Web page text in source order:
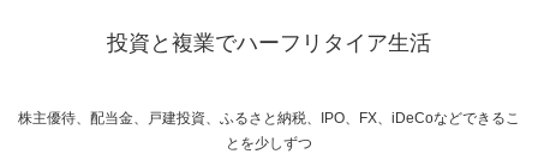
投資と複業でハーフリタイア生活
株主優待、配当金、戸建投資、ふるさと納税、IPO、FX、iDeCoなどできるこ
とを少しずつ